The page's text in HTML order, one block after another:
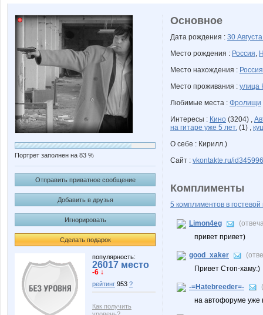
Портрет заполнен на 83 %
Отправить приватное сообщение
Добавить в друзья
Игнорировать
Сделать подарок
популярность:
26017 место
-6 ↓
рейтинг 953 ?
Как получить
Основное
Дата рождения : 30
Место рождения : Россия,
Место нахождения : Россия
Место проживания : улица
Любимые места : Фролищи
Интересы : Кино (3204) ,
на гитаре уже 5 лет. (1) ,
О себе : Кирилл.)
Сайт : vkontakte.ru/
Комплименты
5 комплиментов в гостевой
Limon4eg
привет привет)
good_xaker
Привет Стоп-хаму:)
-=Hatebreeder=-
на автофоруме уже